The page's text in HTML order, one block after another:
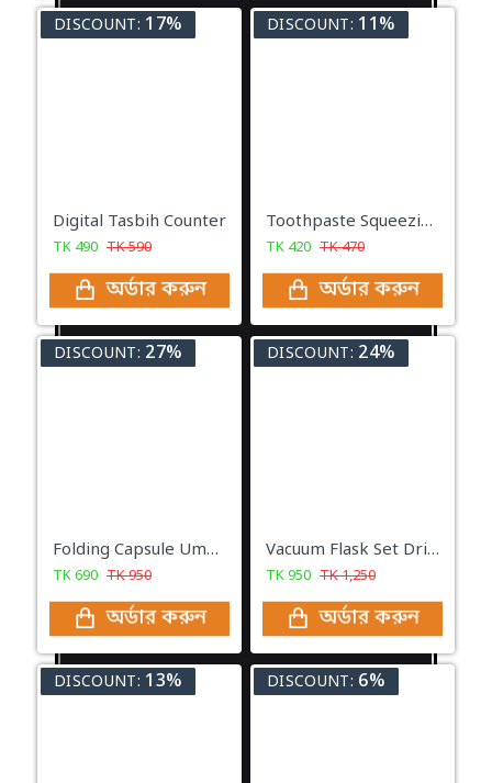
DISCOUNT: 17%
Digital Tasbih Counter
TK 490 TK590
অর্ডার করুন
DISCOUNT: 11%
Toothpaste Squeezing Device
TK 420 TK470
অর্ডার করুন
DISCOUNT: 27%
Folding Capsule Umbrella
TK690 TK950
অর্ডার করুন
DISCOUNT: 24%
Vacuum Flask Set Drinking Water Bottle
TK950 TK1,250
অর্ডার করুন
DISCOUNT: 13% DISCOUNT: 6%